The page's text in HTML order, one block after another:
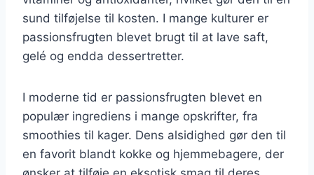
sund tilføjelse til kosten. I mange kulturer er
passionsfrugten blevet brugt til at lave saft,
gelé og endda dessertretter.
I moderne tid er passionsfrugten blevet en
populær ingrediens i mange opskrifter, fra
smoothies til kager. Dens alsidighed gør den til
en favorit blandt kokke og hjemmebagere, der